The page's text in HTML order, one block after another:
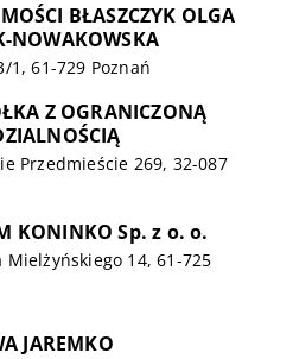
BŁASZCZYK OLGA
NOWAKOWSKA
1, 61-729 Poznań
Z OGRANICZONĄ
Przedmieście 269, 32-087
KONINKO Sp. z o. o.
Mielżyńskiego 14, 61-725
JAREMKO